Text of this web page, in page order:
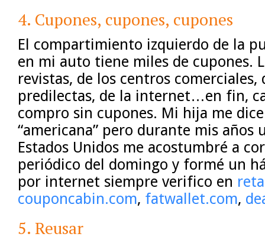
4. Cupones, cupones, cupones
El compartimiento izquierdo de la
en mi auto tiene miles de cupones.
revistas, de los centros comerciales,
predilectas, de la internet…en fin,
compro sin cupones. Mi hija me
“americana” pero durante mis años
Estados Unidos me acostumbré a
periódico del domingo y formé un
por internet siempre verifico en
couponcabin.com, fatwallet.com,
5. Reusar